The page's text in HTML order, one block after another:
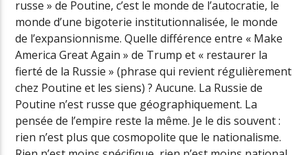
russe » de Poutine, c’est le monde de l’autocratie, le
monde d’une bigoterie institutionnalisée, le monde
de l’expansionnisme. Quelle différence entre « Make
America Great Again » de Trump et « restaurer la
fierté de la Russie » (phrase qui revient régulièrement
chez Poutine et les siens) ? Aucune. La Russie de
Poutine n’est russe que géographiquement. La
pensée de l’empire reste la même. Je le dis souvent :
rien n’est plus que cosmopolite que le nationalisme.